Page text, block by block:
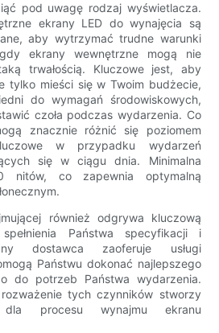
pod uwagę rodzaj wyświetlacza.
ekrany LED do wynajęcia są
aby wytrzymać trudne warunki
ekrany wewnętrzne mogą nie
trwałością. Kluczowe jest, aby
tylko mieści się w Twoim budżecie,
do wymagań środowiskowych,
czoła podczas wydarzenia. Co
znacznie różnić się poziomem
w przypadku wydarzeń
się w ciągu dnia. Minimalna
nitów, co zapewnia optymalną
również odgrywa kluczową
Państwa specyfikacji i
dostawca zaoferuje usługi
Państwu dokonać najlepszego
do potrzeb Państwa wydarzenia.
tych czynników stworzy
dla procesu wynajmu ekranu